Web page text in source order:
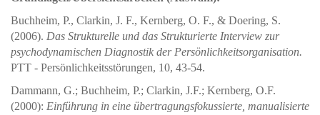
Buchheim, P., Clarkin, J. F., Kernberg, O. F., & Doering, S.
(2006). Das Strukturelle und das Strukturierte Interview zur
psychodynamischen Diagnostik der Persönlichkeitsorganisation.
PTT - Persönlichkeitsstörungen, 10, 43-54.
Dammann, G.; Buchheim, P.; Clarkin, J.F.; Kernberg, O.F.
(2000): Einführung in eine übertragungsfokussierte, manualisierte